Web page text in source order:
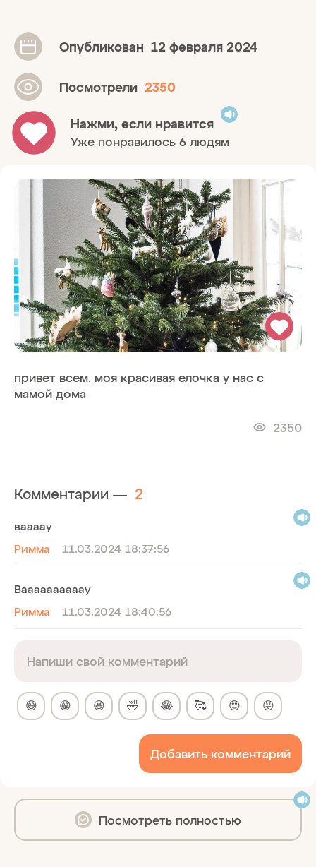
привет всем. моя красивая елочка у нас с
мамой дома
2350
Комментарии — 2
ваааау
Римма
11.03.2024 18:37:56
Ваааааааааау
Римма
11.03.2024 18:40:56
😄 😁 😆 🤣 😂 🥰 😍 😝
Добавить комментарий
Посмотреть полностью
Опубликован 12 февраля 2024
Посмотрели 2350
Нажми, если нравится
Уже понравилось 6 людям